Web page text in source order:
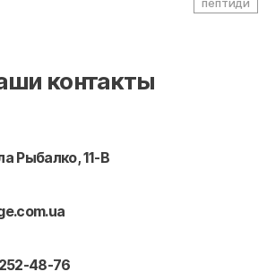
контакты
Рыбалко, 11-В
48-76